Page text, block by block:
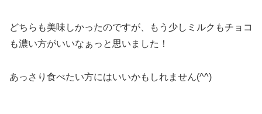
どちらも美味しかったのですが、もう少しミルクもチョコ
も濃い方がいいなぁっと思いました！
あっさり食べたい方にはいいかもしれません(^^)